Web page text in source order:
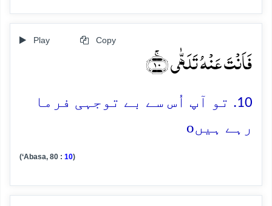
Play Copy
فَاَنۡتَ عَنۡہُ تَلَہّٰی ﴿ۚ۱۰﴾
10. تو آپ اُس سے بے توجہی فرما
رہے ہیںo
(‘Abasa, 80 : 10)